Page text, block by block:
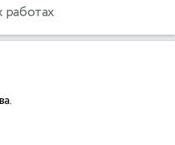
работах